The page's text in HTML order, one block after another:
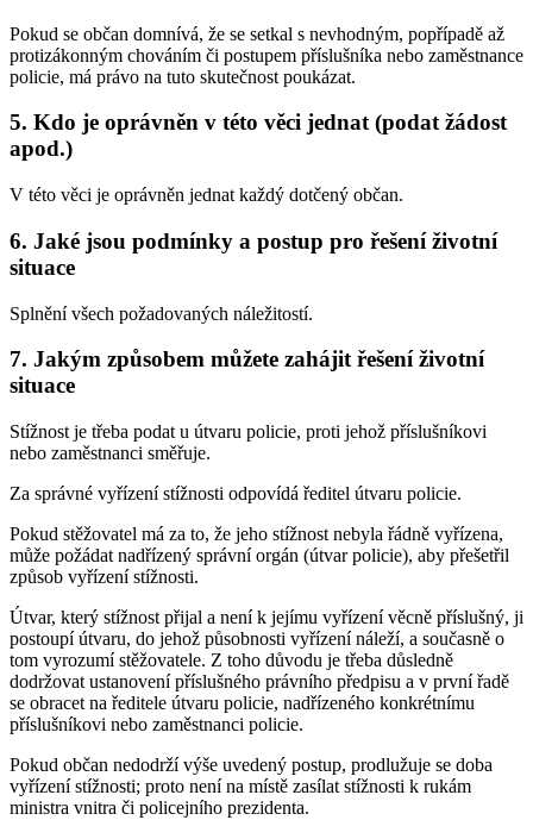
Pokud se občan domnívá, že se setkal s nevhodným, popřípadě až
protizákonným chováním či postupem příslušníka nebo zaměstnance
policie, má právo na tuto skutečnost poukázat.
5. Kdo je oprávněn v této věci jednat (podat žádost
apod.)
V této věci je oprávněn jednat každý dotčený občan.
6. Jaké jsou podmínky a postup pro řešení životní
situace
Splnění všech požadovaných náležitostí.
7. Jakým způsobem můžete zahájit řešení životní
situace
Stížnost je třeba podat u útvaru policie, proti jehož příslušníkovi
nebo zaměstnanci směřuje.
Za správné vyřízení stížnosti odpovídá ředitel útvaru policie.
Pokud stěžovatel má za to, že jeho stížnost nebyla řádně vyřízena,
může požádat nadřízený správní orgán (útvar policie), aby přešetřil
způsob vyřízení stížnosti.
Útvar, který stížnost přijal a není k jejímu vyřízení věcně příslušný, ji
postoupí útvaru, do jehož působnosti vyřízení náleží, a současně o
tom vyrozumí stěžovatele. Z toho důvodu je třeba důsledně
dodržovat ustanovení příslušného právního předpisu a v první řadě
se obracet na ředitele útvaru policie, nadřízeného konkrétnímu
příslušníkovi nebo zaměstnanci policie.
Pokud občan nedodrží výše uvedený postup, prodlužuje se doba
vyřízení stížnosti; proto není na místě zasílat stížnosti k rukám
ministra vnitra či policejního prezidenta.